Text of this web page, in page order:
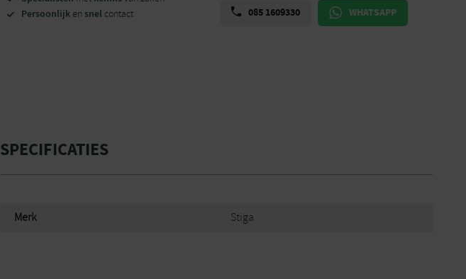
Persoonlijk en snel contact 085 1609330 WHATSAPP
SPECIFICATIES
Merk Stiga